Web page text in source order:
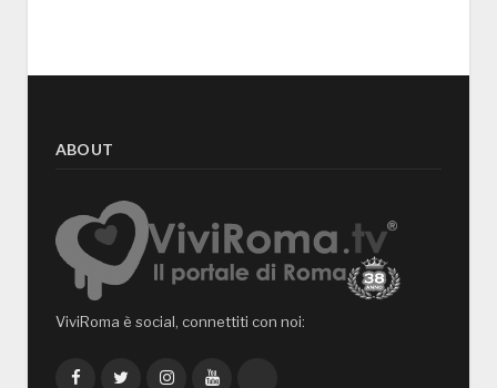
ABOUT
ViviRoma è social, connettiti con noi:
FacebookTwitterInstagramYouTube